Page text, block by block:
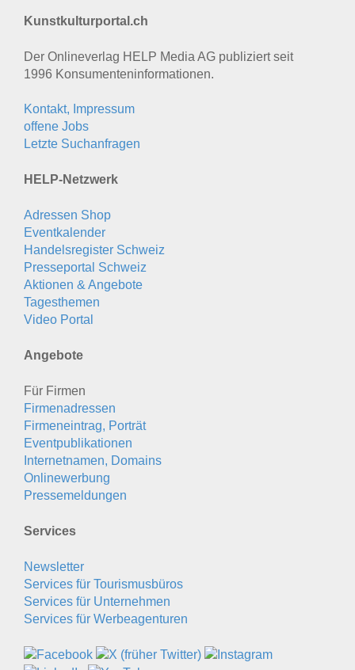
Kunstkulturportal.ch
Der Onlineverlag HELP Media AG publiziert seit
1996 Konsumenten­informationen.
Kontakt, Impressum
offene Jobs
Letzte Suchanfragen
HELP-Netzwerk
Adressen Shop
Eventkalender
Handelsregister Schweiz
Presseportal Schweiz
Aktionen & Angebote
Tagesthemen
Video Portal
Angebote
Für Firmen
Firmenadressen
Firmeneintrag, Porträt
Eventpublikationen
Internetnamen, Domains
Onlinewerbung
Pressemeldungen
Services
Newsletter
Services für Tourismusbüros
Services für Unternehmen
Services für Werbeagenturen